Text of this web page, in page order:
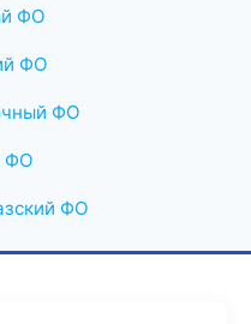
ФО
ФО
ФО
ФО
ФО